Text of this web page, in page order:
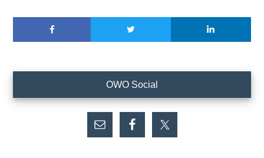
chính
OWO Social